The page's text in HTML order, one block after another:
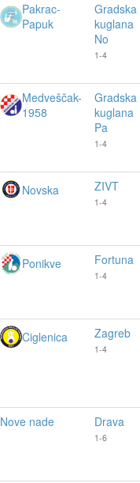
Pakrac-
Papuk
Gradska
kuglana
No
1-4
Medveščak-
1958
Gradska
kuglana
Pa
1-4
Novska ZIVT
1-4
Ponikve Fortuna
1-4
Ciglenica Zagreb
1-4
Nove nade Drava
1-6